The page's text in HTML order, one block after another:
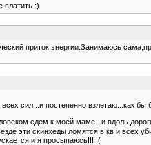
платить :)
приток энергии.Занимаюсь
сил...и постепенно взлетаю...как
едем к моей маме...и вдоль
эти скинхеды ломятся в кв и
и я просыпаюсь!!! :(